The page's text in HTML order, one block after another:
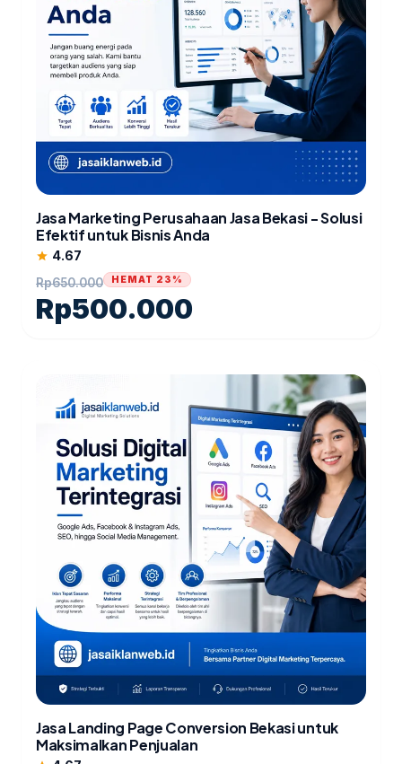
Jasa Marketing Perusahaan Jasa Bekasi - Solusi
Efektif untuk Bisnis Anda
star 4.67
Rp650.000
Rp500.000
HEMAT 23%
Jasa Landing Page Conversion Bekasi untuk
Maksimalkan Penjualan